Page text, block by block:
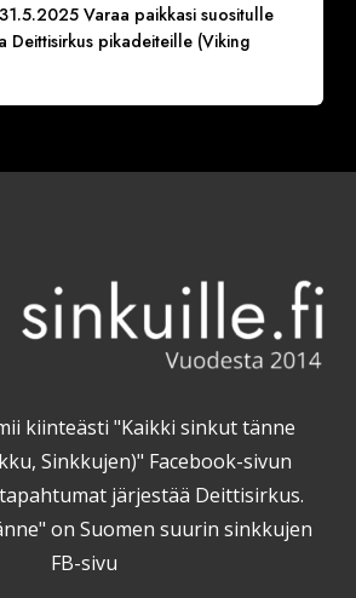
Varaa paikkasi suositulle
Deittisirkus pikadeiteille (Viking
kiinteästi "Kaikki sinkut tänne
Sinkkujen)" Facebook-sivun
järjestää Deittisirkus.
on Suomen suurin sinkkujen
FB-sivu